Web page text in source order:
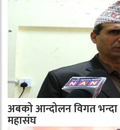
अबको आन्दोलन विगत
महासंघ